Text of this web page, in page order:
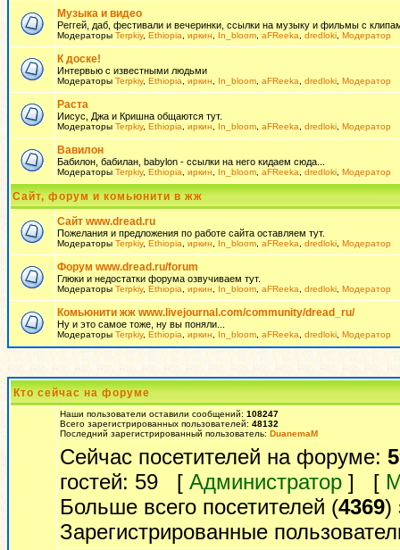
Музыка и видео
Реггей, даб, фестивали и вечеринки, ссылки на музыку и фильмы с
Модераторы Terpkiy, Ethiopia иркин In_bloom aFReeka dredloki Модератор
К доске!
Интервью с известными людьми
Модераторы Terpkiy, Ethiopia иркин In_bloom aFReeka dredloki Модератор
Раста
Иисус, Джа и Кришна общаются тут.
Модераторы Terpkiy, Ethiopia иркин In_bloom aFReeka dredloki Модератор
Вавилон
Бабилон, бабилан, babylon - ссылки на него кидаем сюда...
Модераторы Terpkiy, Ethiopia иркин In_bloom aFReeka dredloki Модератор
Сайт, форум и комьюнити в жж
Сайт www.dread.ru
Пожелания и предложения по работе сайта оставляем тут.
Модераторы Terpkiy, Ethiopia иркин In_bloom aFReeka dredloki Модератор
Форум www.dread.ru/forum
Глюки и недостатки форума озвучиваем тут.
Модераторы Terpkiy, Ethiopia иркин In_bloom aFReeka dredloki Модератор
Комьюнити жж www.livejournal.com/community/dread_ru/
Ну и это самое тоже, ну вы поняли...
Модераторы Terpkiy, Ethiopia иркин In_bloom aFReeka dredloki Модератор
Кто сейчас на форуме
Наши пользователи оставили сообщений: 108247
Всего зарегистрированных пользователей: 48132
Последний зарегистрированный пользователь: DuanemaM
Сейчас посетителей на форуме:
гостей: 59 [ Администратор ] [
Больше всего посетителей (4369)
Зарегистрированные